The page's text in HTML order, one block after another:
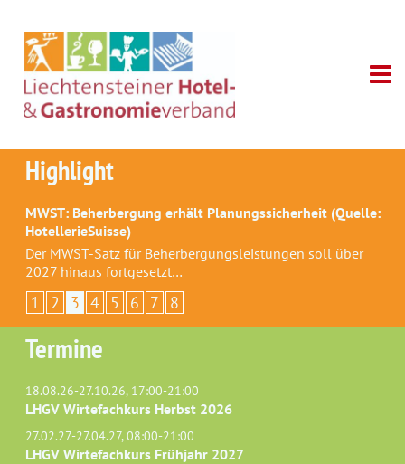
Highlight
MWST: Beherbergung erhält Planungssicherheit (Quelle:
HotellerieSuisse)
Der MWST-Satz für Beherbergungsleistungen soll über
2027 hinaus fortgesetzt…
1 2 3 4 5 6 7 8
Termine
18.08.26-27.10.26, 17:00-21:00
LHGV Wirtefachkurs Herbst 2026
27.02.27-27.04.27, 08:00-21:00
LHGV Wirtefachkurs Frühjahr 2027